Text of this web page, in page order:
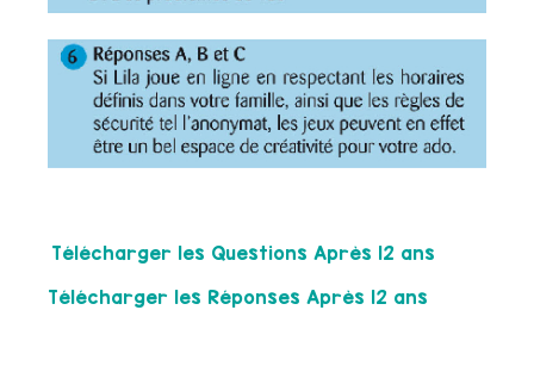
Télécharger les Questions Après 12 ans
Télécharger les Réponses Après 12 ans